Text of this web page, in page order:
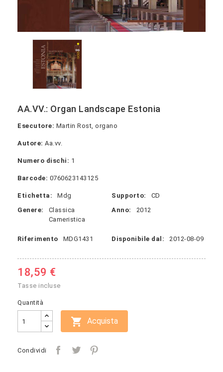
AA.VV.: Organ Landscape Estonia
Esecutore: Martin Rost, organo
Autore: Aa.vv.
Numero dischi: 1
Barcode: 0760623143125
Etichetta: Mdg Supporto:
CD
Genere:
Classica
Cameristica
Anno: 2012
Riferimento MDG1431 Disponibile dal: 2012-08-09
18,59 €
Tasse incluse
Quantità
 Acquista
Condividi